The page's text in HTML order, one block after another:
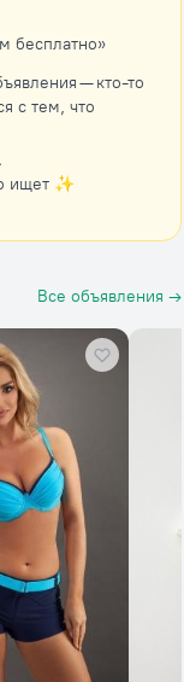
бесплатно»
— кто-то
с тем, что
ищет ✨
Все объявления →